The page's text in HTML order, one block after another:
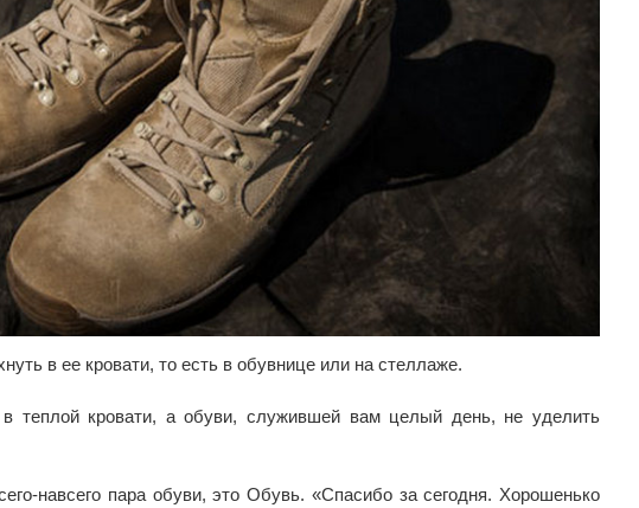
в ее кровати, то есть в обувнице или на стеллаже.
теплой кровати, а обуви, служившей вам целый день, не уделить
навсего пара обуви, это Обувь. «Спасибо за сегодня. Хорошенько